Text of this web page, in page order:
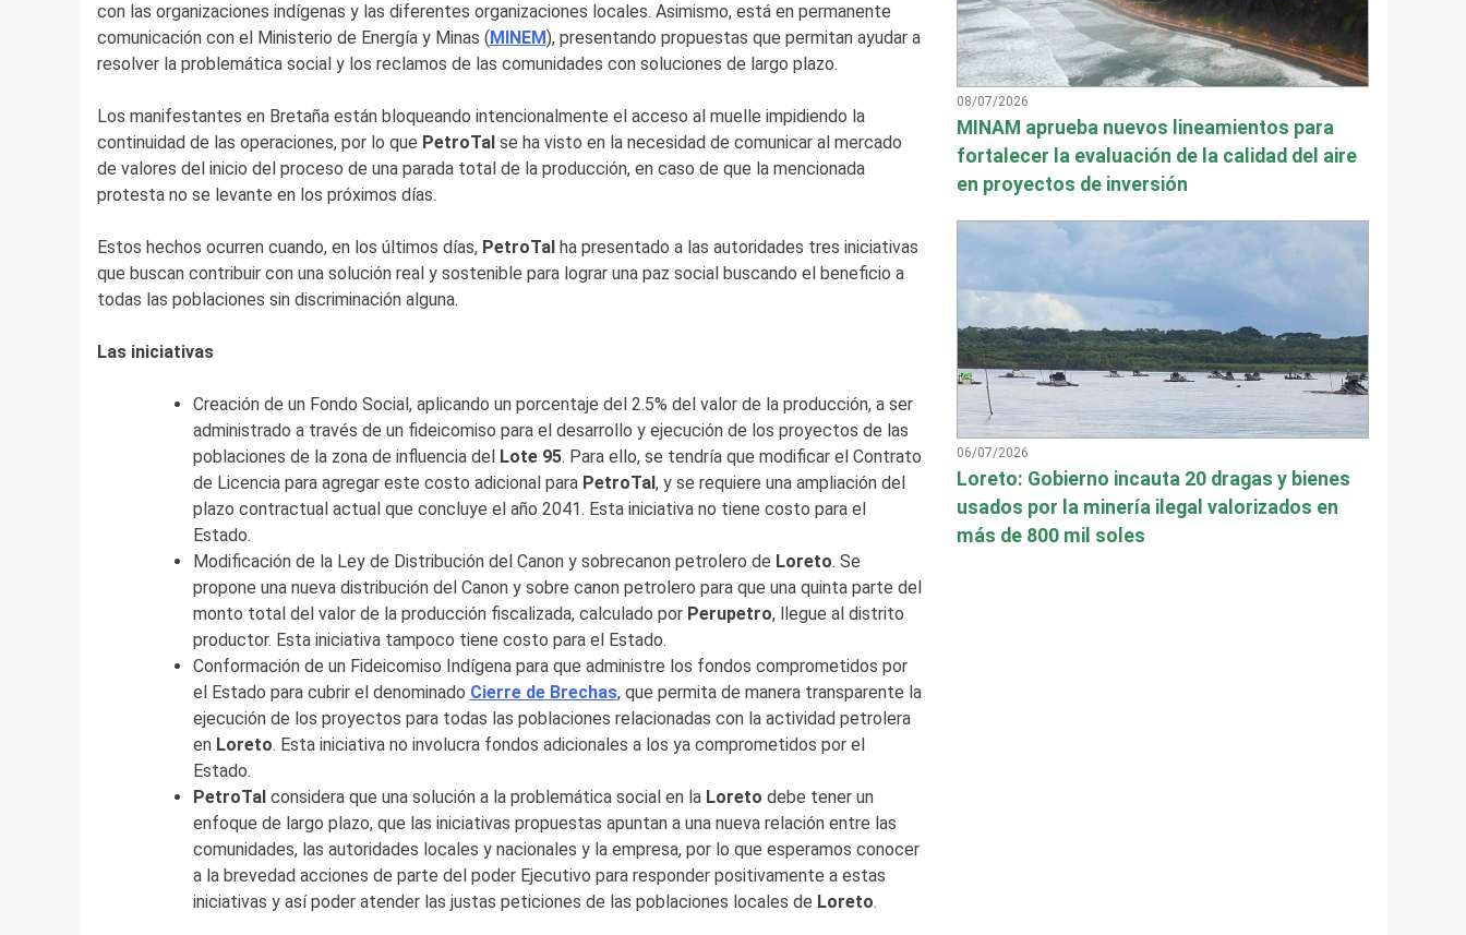
con las organizaciones indígenas y las diferentes organizaciones locales. Asimismo, está en permanente
comunicación con el Ministerio de Energía y Minas ( MINEM), presentando propuestas que permitan ayudar a
resolver la problemática social y los reclamos de las comunidades con soluciones de largo plazo.
Los manifestantes en Bretaña están bloqueando intencionalmente el acceso al muelle impidiendo la
continuidad de las operaciones, por lo que PetroTal se ha visto en la necesidad de comunicar al mercado
de valores del inicio del proceso de una parada total de la producción, en caso de que la mencionada
protesta no se levante en los próximos días.
Estos hechos ocurren cuando, en los últimos días, PetroTal ha presentado a las autoridades tres iniciativas
que buscan contribuir con una solución real y sostenible para lograr una paz social buscando el beneficio a
todas las poblaciones sin discriminación alguna.
Las iniciativas
Creación de un Fondo Social, aplicando un porcentaje del 2.5% del valor de la producción, a ser
administrado a través de un fideicomiso para el desarrollo y ejecución de los proyectos de las
poblaciones de la zona de influencia del
Lote 95. Para ello, se tendría que modificar el Contrato
de Licencia para agregar este costo adicional para PetroTal , y se requiere una ampliación del
plazo contractual actual que concluye el año 2041. Esta iniciativa no tiene costo para el
Estado.
Modificación de la Ley de Distribución del Canon y sobrecanon petrolero de Loreto. Se
propone una nueva distribución del Canon y sobre canon petrolero para que una quinta parte del
monto total del valor de la producción fiscalizada, calculado por Perupetro, llegue al distrito
productor. Esta iniciativa tampoco tiene costo para el Estado.
Conformación de un Fideicomiso Indígena para que administre los fondos comprometidos por
el Estado para cubrir el denominado Cierre de Brechas, que permita de manera transparente la
ejecución de los proyectos para todas las poblaciones relacionadas con la actividad petrolera
en Loreto. Esta iniciativa no involucra fondos adicionales a los ya comprometidos por el
Estado.
PetroTal considera que una solución a la problemática social en la Loreto debe tener un
enfoque de largo plazo, que las iniciativas propuestas apuntan a una nueva relación entre las
comunidades, las autoridades locales y nacionales y la empresa, por lo que esperamos conocer
a la brevedad acciones de parte del poder Ejecutivo para responder positivamente a estas
iniciativas y así poder atender las justas peticiones de las poblaciones locales de Loreto.
08/07/2026
MINAM aprueba nuevos lineamientos para
fortalecer la evaluación de la calidad del aire
en proyectos de inversión
06/07/2026
Loreto: Gobierno incauta 20 dragas y bienes
usados por la minería ilegal valorizados en
más de 800 mil soles